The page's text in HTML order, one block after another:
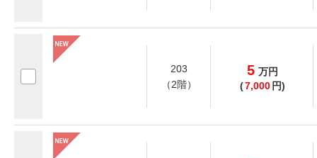
203
（2階）
5 万円
(7,000 円)